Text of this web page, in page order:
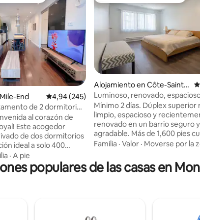
194 evaluaciones
End Calificación promedio: 4,94 de 5. 245
4,94 (245)
de 2 dormitorios
la meseta de Montreal
al corazón de
Este acogedor
de dos dormitorios
ideal a solo 400
a pie) de la estación
con fácil acceso a
servicios locales que
· A pie
Alojamiento en Côte-Saint-
Luc
Luminoso, renovado,
dormitorios, 2 baños
Mínimo 2 días. Dúplex superior
limpio, espacioso y
renovado en un barrio seguro y
agradable. Más de 1,600 pies
techos altos, mucha luz.
y el calentador están a tu
Equipado con una cama
de 12 años, ya que tenemos
Familia · Valor · Moverse por la
populares de las casas en